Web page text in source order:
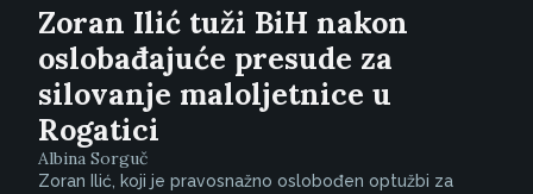
Zoran Ilić tuži BiH nakon
oslobađajuće presude za
silovanje maloljetnice u
Rogatici
Albina Sorguč
Zoran Ilić, koji je pravosnažno oslobođen optužbi za